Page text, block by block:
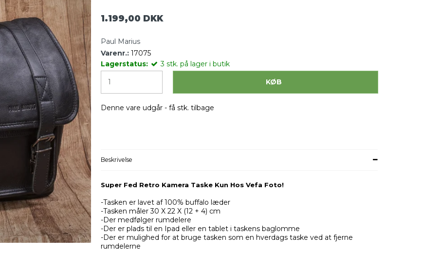
1.199,00 DKK
Paul Marius
Varenr.: 17075
Lagerstatus:
3 stk. på lager i butik
KØB
Denne vare udgår - få stk. tilbage
Beskrivelse
Super Fed Retro Kamera Taske Kun Hos Vefa Foto!
-Tasken er lavet af 100% buffalo læder
-Tasken måler 30 X 22 X (12 + 4) cm
-Der medfølger rumdelere
-Der er plads til en Ipad eller en tablet i taskens baglomme
-Der er mulighed for at bruge tasken som en hverdags taske ved at fjerne
rumdelerne